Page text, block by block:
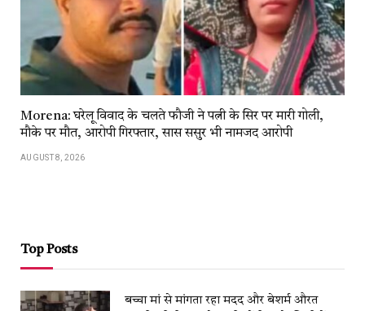
Morena: घरेलू विवाद के चलते फौजी ने पत्नी के सिर पर मारी गोली,
मौके पर मौत, आरोपी गिरफ्तार, सास ससुर भी नामजद आरोपी
AUGUST 8, 2026
Top Posts
बच्चा मां से मांगता रहा मदद और बेशर्म औरत